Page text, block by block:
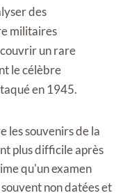
des
militaires
un rare
le célèbre
en 1945.
les souvenirs de la
plus difficile après
qu'un examen
non datées et